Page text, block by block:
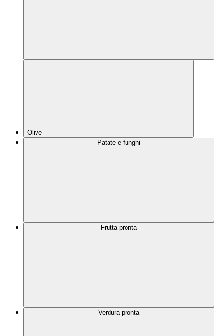
Olive
Patate e funghi
Frutta pronta
Verdura pronta